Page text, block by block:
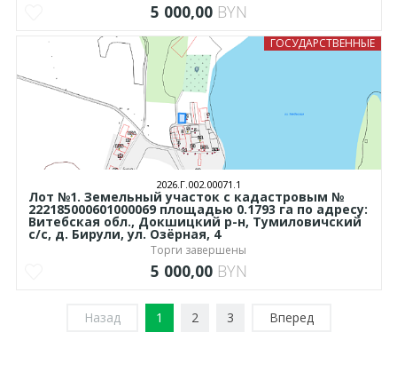
5 000,00 BYN
ГОСУДАРСТВЕННЫЕ
2026.Г.002.00071.1
Лот №1. Земельный участок с кадастровым №
222185000601000069 площадью 0.1793 га по адресу:
Витебская обл., Докшицкий р-н, Тумиловичский
с/с, д. Бирули, ул. Озёрная, 4
Торги завершены
5 000,00 BYN
Назад 1 2 3 Вперед